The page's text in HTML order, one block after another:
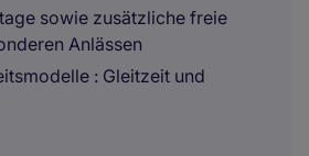
sowie zusätzliche freie
Anlässen
: Gleitzeit und